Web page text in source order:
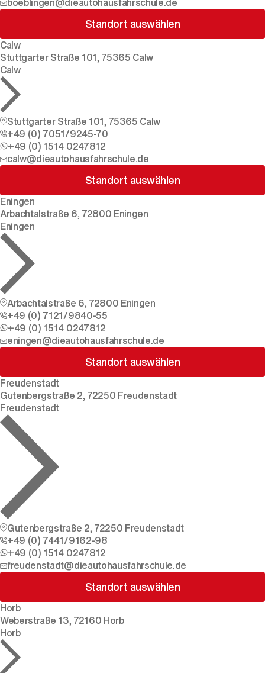
Standort auswählen
Calw
Stuttgarter Straße 101, 75365 Calw
Calw
Stuttgarter Straße 101, 75365 Calw
+49 (0) 7051/9245-70
+49 (0) 1514 0247812
calw@dieautohausfahrschule.de
Standort auswählen
Eningen
Arbachtalstraße 6, 72800 Eningen
Eningen
Arbachtalstraße 6, 72800 Eningen
+49 (0) 7121/9840-55
+49 (0) 1514 0247812
eningen@dieautohausfahrschule.de
Standort auswählen
Freudenstadt
Gutenbergstraße 2, 72250 Freudenstadt
Freudenstadt
Gutenbergstraße 2, 72250 Freudenstadt
+49 (0) 7441/9162-98
+49 (0) 1514 0247812
freudenstadt@dieautohausfahrschule.de
Standort auswählen
Horb
Weberstraße 13, 72160 Horb
Horb